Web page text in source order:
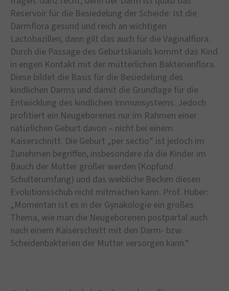
Reservoir für die Besiedelung der Scheide: Ist die
Darmflora gesund und reich an wichtigen
Lactobazillen, dann gilt das auch für die Vaginalflora.
Durch die Passage des Geburtskanals kommt das Kind
in engen Kontakt mit der mütterlichen Bakterienflora.
Diese bildet die Basis für die Besiedelung des
kindlichen Darms und damit die Grundlage für die
Entwicklung des kindlichen Immunsystems. Jedoch
profitiert ein Neugeborenes nur im Rahmen einer
natürlichen Geburt davon – nicht bei einem
Kaiserschnitt. Die Geburt „per sectio“ ist jedoch im
Zunehmen begriffen, insbesondere da die Kinder im
Bauch der Mutter größer werden (Kopfund
Schulterumfang) und das weibliche Becken diesen
Evolutionsschub nicht mitmachen kann. Prof. Huber:
„Momentan ist es in der Gynäkologie ein großes
Thema, wie man die Neugeborenen postpartal auch
nach einem Kaiserschnitt mit den Darm- bzw.
Scheidenbakterien der Mutter versorgen kann.“